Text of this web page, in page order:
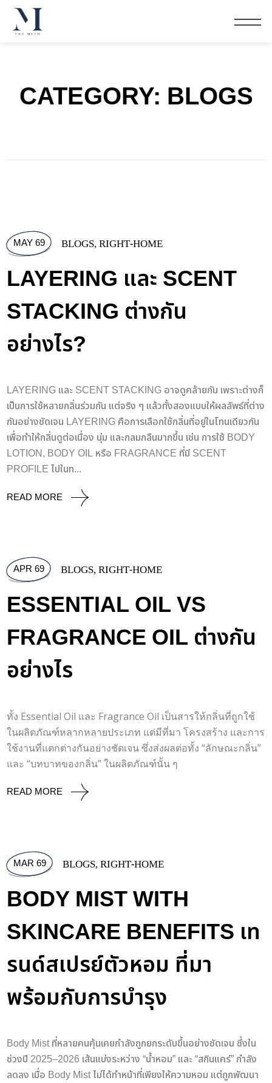
CATEGORY: BLOGS
MAY 69 BLOGS,RIGHT-HOME
LAYERING และ SCENT
STACKING ต่างกัน
อย่างไร?
LAYERING และ SCENT STACKING อาจดูคล้ายกัน เพราะต่างก็
เป็นการใช้หลายกลิ่นร่วมกัน แต่จริง ๆ แล้วทั้งสองแบบให้ผลลัพธ์ที่ต่าง
กันอย่างชัดเจน LAYERING คือการเลือกใช้กลิ่นที่อยู่ในโทนเดียวกัน
เพื่อทำให้กลิ่นดูต่อเนื่อง นุ่ม และกลมกลืนมากขึ้น เช่น การใช้ BODY
LOTION, BODY OIL หรือ FRAGRANCE ที่มี SCENT
PROFILE ไปในท...
READ MORE
APR 69 BLOGS,RIGHT-HOME
ESSENTIAL OIL VS
FRAGRANCE OIL ต่างกัน
อย่างไร
ทั้ง Essential Oil และ Fragrance Oil เป็นสารให้กลิ่นที่ถูกใช้
ในผลิตภัณฑ์หลากหลายประเภท แต่มีที่มา โครงสร้าง และการ
ใช้งานที่แตกต่างกันอย่างชัดเจน ซึ่งส่งผลต่อทั้ง “ลักษณะกลิ่น”
และ “บทบาทของกลิ่น” ในผลิตภัณฑ์นั้น ๆ
READ MORE
MAR 69 BLOGS,RIGHT-HOME
BODY MIST WITH
SKINCARE BENEFITS เท
รนด์สเปรย์ตัวหอม ที่มา
พร้อมกับการบำรุง
Body Mist ที่หลายคนคุ้นเคยกำลังถูกยกระดับขึ้นอย่างชัดเจน ซึ่งใน
ช่วงปี 2025–2026 เส้นแบ่งระหว่าง “น้ำหอม” และ “สกินแคร์” กำลัง
ลดลง เมื่อ Body Mist ไม่ได้ทำหน้าที่เพียงให้ความหอม แต่ถูกพัฒนา